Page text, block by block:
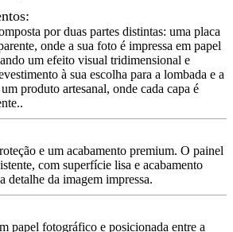
por duas partes distintas: uma placa
onde a sua foto é impressa em papel
um efeito visual tridimensional e
à sua escolha para a lombada e a
produto artesanal, onde cada capa é
e um acabamento premium. O painel
com superfície lisa e acabamento
detalhe da imagem impressa.
papel fotográfico e posicionada entre a